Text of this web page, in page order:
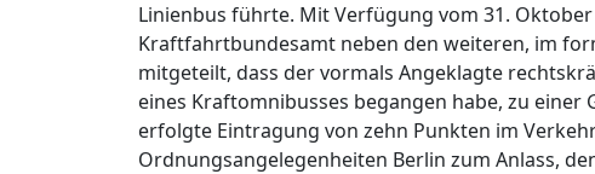
Linienbus führte. Mit Verfügung vom 31.
Kraftfahrtbundesamt neben den weiteren, im
mitgeteilt, dass der vormals Angeklagte
eines Kraftomnibusses begangen habe, zu
erfolgte Eintragung von zehn Punkten im
Ordnungsangelegenheiten Berlin zum Anlass,